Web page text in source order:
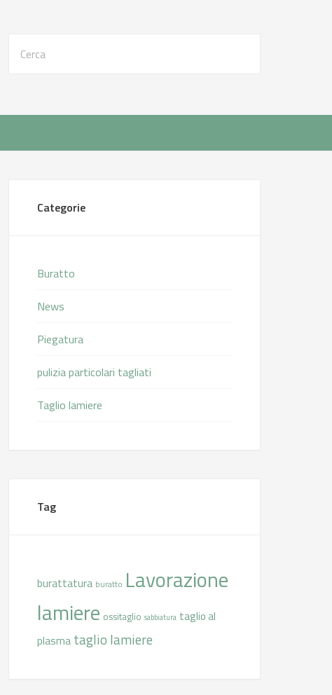
Categorie
Buratto
News
Piegatura
pulizia particolari tagliati
Taglio lamiere
Tag
burattatura buratto Lavorazione
lamiere ossitaglio sabbiatura taglio al
plasma taglio lamiere